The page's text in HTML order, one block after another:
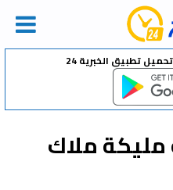
تطبيق الخبرية 24
مليكة ملاك